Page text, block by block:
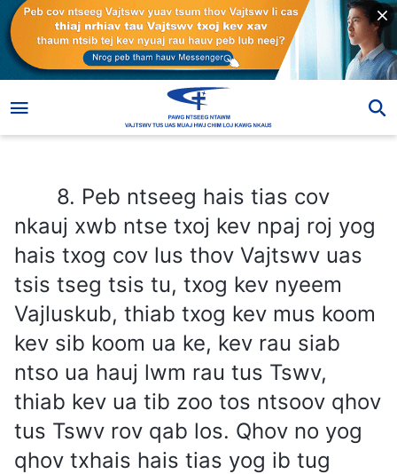
8. Peb ntseeg hais tias cov
nkauj xwb ntse txoj kev npaj roj yog
hais txog cov lus thov Vajtswv uas
tsis tseg tsis tu, txog kev nyeem
Vajluskub, thiab txog kev mus koom
kev sib koom ua ke, kev rau siab
ntso ua hauj lwm rau tus Tswv,
thiab kev ua tib zoo tos ntsoov qhov
tus Tswv rov qab los. Qhov no yog
qhov txhais hais tias yog ib tug